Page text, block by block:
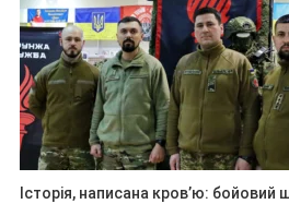
Історія, написана кров’ю: